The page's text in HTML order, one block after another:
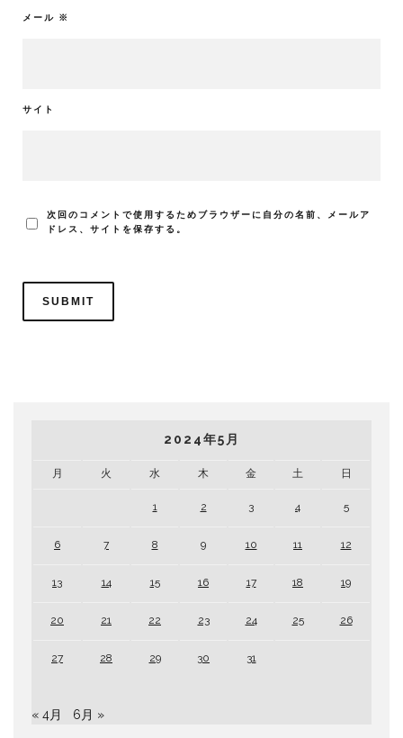
メール ※
サイト
次回のコメントで使用するためブラウザーに自分の名前、メールア
ドレス、サイトを保存する。
2024年5月
月 火 水 木 金 土 日
1 2 3 4 5
6 7 8 9 10 11 12
13 14 15 16 17 18 19
20 21 22 23 24 25 26
27 28 29 30 31
« 4月 6月 »